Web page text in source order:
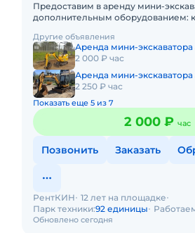
Предоставим в аренду мини-
дополнительным оборудованием:
доставка эвакуаторо
Другие объявления
Аренда мини-экскаватора
2 000 ₽ час
Аренда мини-экскаватора
2 250 ₽ час
Показать еще 5 из 7
2 000 ₽ час
Позвонить Заказать
Обновлено сегодня
РентКИН 12 лет на площадке
Парк техники:92 единицы